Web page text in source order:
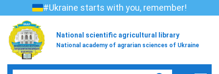
#Ukraine starts with you, remember!
National scientific agricultural library
National academy of agrarian sciences of Ukraine